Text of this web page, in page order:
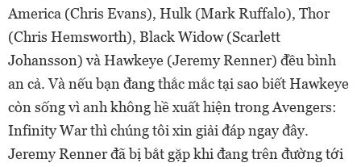
America (Chris Evans), Hulk (Mark Ruffalo), Thor
(Chris Hemsworth), Black Widow (Scarlett
Johansson) và Hawkeye (Jeremy Renner) đều bình
an cả. Và nếu bạn đang thắc mắc tại sao biết Hawkeye
còn sống vì anh không hề xuất hiện trong Avengers:
Infinity War thì chúng tôi xin giải đáp ngay đây.
Jeremy Renner đã bị bắt gặp khi đang trên đường tới